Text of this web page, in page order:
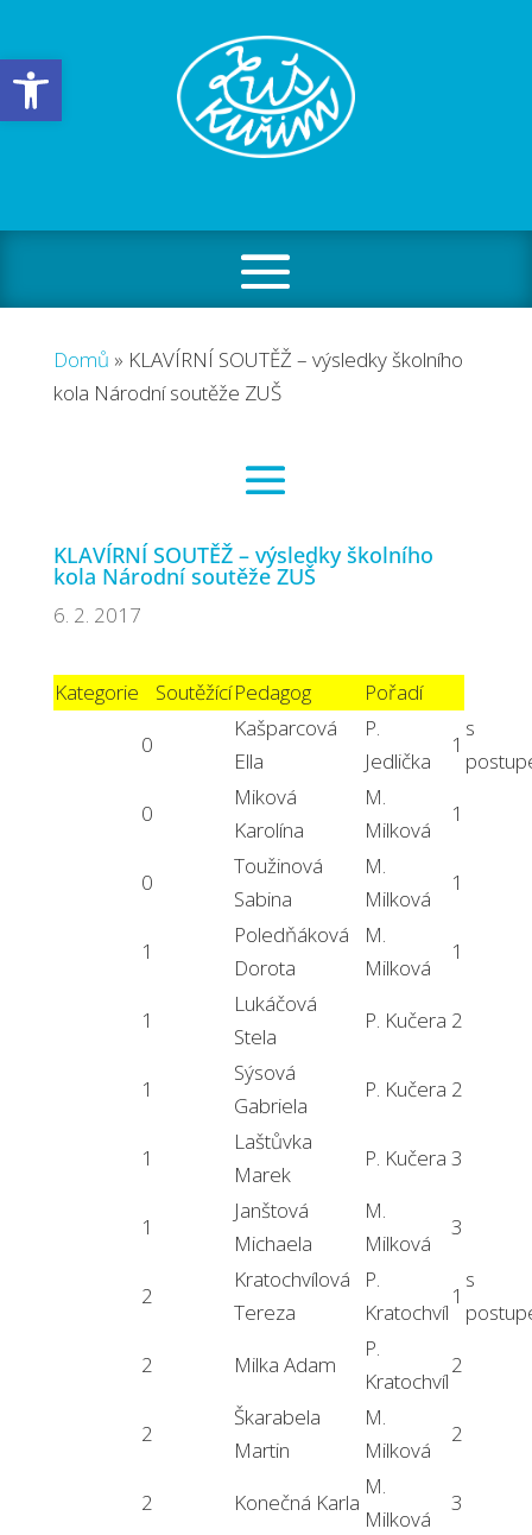
Open toolbar
Domů » KLAVÍRNÍ SOUTĚŽ – výsledky školního
kola Národní soutěže ZUŠ
KLAVÍRNÍ SOUTĚŽ – výsledky školního
kola Národní soutěže ZUŠ
6. 2. 2017
Kategorie SoutěžícíPedagog
Pořadí
0
Kašparcová
Ella
P.
Jedlička
1
s
0
Miková
Karolína
M.
Milková
1
0
Toužinová
Sabina
M.
Milková
1
1
Poledňáková
Dorota
M.
Milková
1
1
Lukáčová
Stela
P. Kučera 2
1
Sýsová
Gabriela
P. Kučera 2
1
Laštůvka
Marek
P. Kučera 3
1
Janštová
Michaela
M.
Milková
3
2
Kratochvílová
Tereza
P.
Kratochvíl
1
s
2
Milka Adam
P.
Kratochvíl
2
2
Škarabela
Martin
M.
Milková
2
2 Konečná Karla
M.
Milková
3